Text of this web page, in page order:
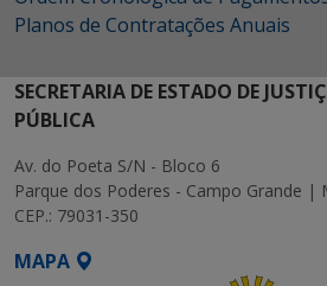
Planos de Contratações Anuais
SECRETARIA DE ESTADO DE
PÚBLICA
Av. do Poeta S/N - Bloco 6
Parque dos Poderes - Campo Grande |
CEP.: 79031-350
MAPA